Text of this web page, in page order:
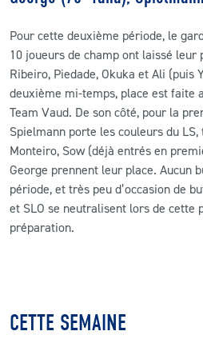
Pour cette deuxième période, le
10 joueurs de champ ont laissé leur
Ribeiro, Piedade, Okuka et Ali (puis
deuxième mi-temps, place est faite
Team Vaud. De son côté, pour la
Spielmann porte les couleurs du
Monteiro, Sow (déjà entrés en
George prennent leur place. Aucun
période, et très peu d’occasion de
et SLO se neutralisent lors de cette
préparation.
CETTE SEMAINE